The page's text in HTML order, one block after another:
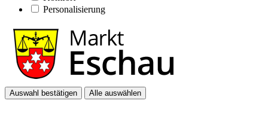
Personalisierung
Auswahl bestätigen Alle auswählen